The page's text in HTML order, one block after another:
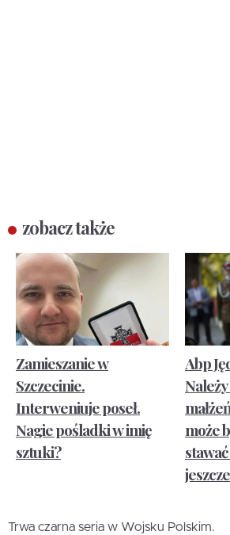
zobacz także
Zamieszanie w
Szczecinie.
Interweniuje poseł.
Nagie pośladki w imię
sztuki?
Abp
może
Trwa czarna seria w Wojsku Polskim.